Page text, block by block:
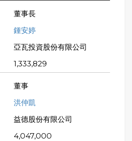
董事長
鍾安婷
亞瓦投資股份有限公司
1,333,829
董事
洪仲凱
益德股份有限公司
4,047,000